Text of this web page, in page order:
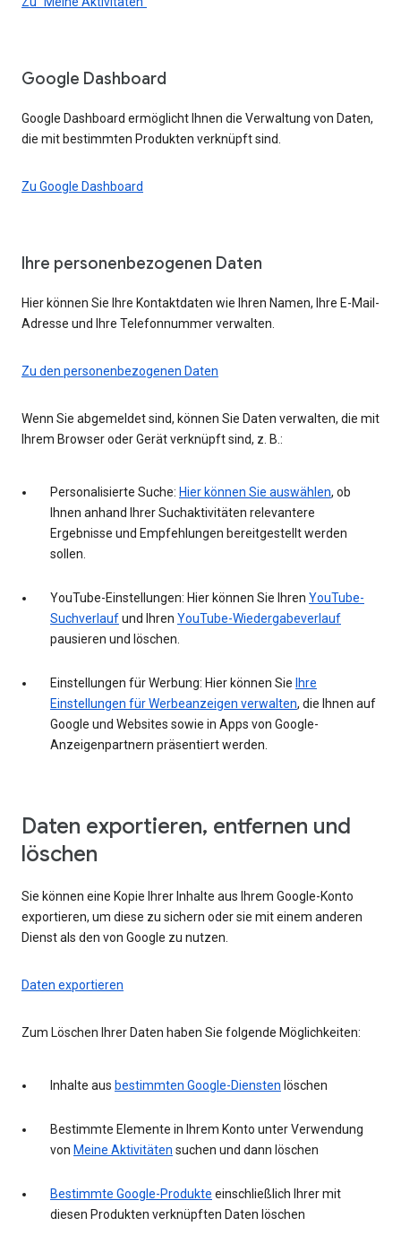
Google Dashboard
Google Dashboard ermöglicht Ihnen die Verwaltung von Daten,
die mit bestimmten Produkten verknüpft sind.
Zu Google Dashboard
Ihre personenbezogenen Daten
Hier können Sie Ihre Kontaktdaten wie Ihren Namen, Ihre E-Mail-
Adresse und Ihre Telefonnummer verwalten.
Zu den personenbezogenen Daten
Wenn Sie abgemeldet sind, können Sie Daten verwalten, die mit
Ihrem Browser oder Gerät verknüpft sind, z. B.:
Personalisierte Suche: Hier können Sie auswählen, ob
Ihnen anhand Ihrer Suchaktivitäten relevantere
Ergebnisse und Empfehlungen bereitgestellt werden
sollen.
YouTube-Einstellungen: Hier können Sie Ihren YouTube-
Suchverlaufund Ihren YouTube-Wiedergabeverlauf
pausieren und löschen.
Einstellungen für Werbung: Hier können Sie Ihre
Einstellungen für Werbeanzeigen verwalten, die Ihnen auf
Google und Websites sowie in Apps von Google-
Anzeigenpartnern präsentiert werden.
Daten exportieren, entfernen und
löschen
Sie können eine Kopie Ihrer Inhalte aus Ihrem Google-Konto
exportieren, um diese zu sichern oder sie mit einem anderen
Dienst als den von Google zu nutzen.
Daten exportieren
Zum Löschen Ihrer Daten haben Sie folgende Möglichkeiten:
Inhalte aus bestimmten Google-Diensten löschen
Bestimmte Elemente in Ihrem Konto unter Verwendung
von Meine Aktivitäten suchen und dann löschen
Bestimmte Google-Produkte einschließlich Ihrer mit
diesen Produkten verknüpften Daten löschen